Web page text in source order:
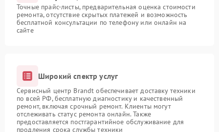
Точные прайс-листы, предварительная оценка стоимости
ремонта, отсутствие скрытых платежей и возможность
бесплатной консультации по телефону или онлайн на
сайте
Широкий спектр услуг
Сервисный центр Brandt обеспечивает доставку техники
по всей РФ, бесплатную диагностику и качественный
ремонт, включая срочный ремонт. Клиенты могут
отслеживать статус ремонта онлайн. Также
предоставляется постгарантийное обслуживание для
продления срока службы техники